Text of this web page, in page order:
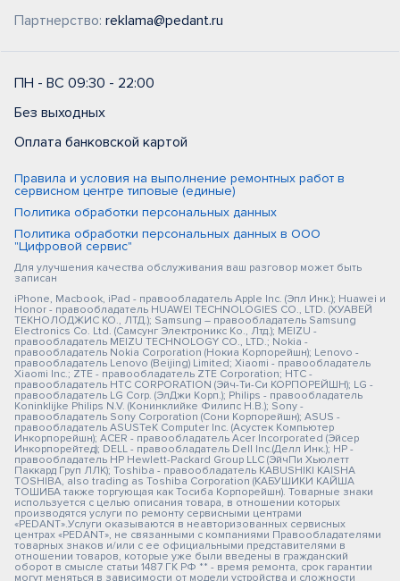
Партнерство: reklama@pedant.ru
ПН - ВС 09:30 - 22:00
Без выходных
Оплата банковской картой
Правила и условия на выполнение ремонтных работ в
сервисном центре типовые (единые)
Политика обработки персональных данных
Политика обработки персональных данных в ООО
"Цифровой сервис"
Для улучшения качества обслуживания ваш разговор может быть
записан
iPhone, Macbook, iPad - правообладатель Apple Inc. (Эпл Инк.); Huawei и
Honor - правообладатель HUAWEI TECHNOLOGIES CO., LTD. (ХУАВЕЙ
ТЕКНОЛОДЖИС КО., ЛТД.); Samsung – правообладатель Samsung
Electronics Co. Ltd. (Самсунг Электроникс Ко., Лтд.); MEIZU -
правообладатель MEIZU TECHNOLOGY CO., LTD.; Nokia -
правообладатель Nokia Corporation (Нокиа Корпорейшн); Lenovo -
правообладатель Lenovo (Beijing) Limited; Xiaomi - правообладатель
Xiaomi Inc.; ZTE - правообладатель ZTE Corporation; HTC -
правообладатель HTC CORPORATION (Эйч-Ти-Си КОРПОРЕЙШН); LG -
правообладатель LG Corp. (ЭлДжи Корп.); Philips - правообладатель
Koninklijke Philips N.V. (Конинклийке Филипс Н.В.); Sony -
правообладатель Sony Corporation (Сони Корпорейшн); ASUS -
правообладатель ASUSTeK Computer Inc. (Асустек Компьютер
Инкорпорейшн); ACER - правообладатель Acer Incorporated (Эйсер
Инкорпорейтед); DELL - правообладатель Dell Inc.(Делл Инк.); HP -
правообладатель HP Hewlett-Packard Group LLC (ЭйчПи Хьюлетт
Паккард Груп ЛЛК); Toshiba - правообладатель KABUSHIKI KAISHA
TOSHIBA, also trading as Toshiba Corporation (КАБУШИКИ КАЙША
ТОШИБА также торгующая как Тосиба Корпорейшн). Товарные знаки
используется с целью описания товара, в отношении которых
производятся услуги по ремонту сервисными центрами
«PEDANT».Услуги оказываются в неавторизованных сервисных
центрах «PEDANT», не связанными с компаниями Правообладателями
товарных знаков и/или с ее официальными представителями в
отношении товаров, которые уже были введены в гражданский
оборот в смысле статьи 1487 ГК РФ ** - время ремонта, срок гарантии
могут меняться в зависимости от модели устройства и сложности